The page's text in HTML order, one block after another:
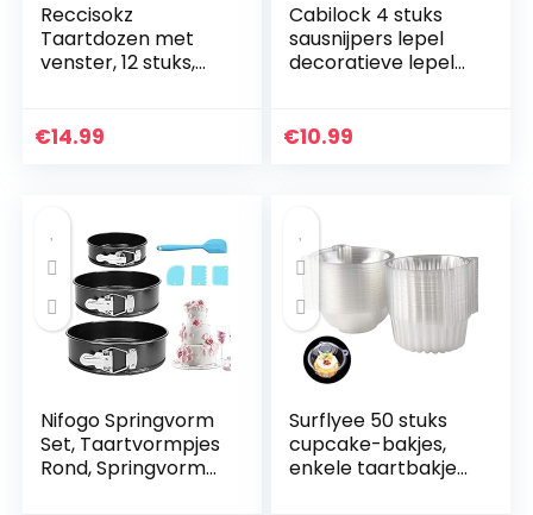
Reccisokz
Taartdozen met
venster, 12 stuks,
gebak,
€14.99
Cabilock 4 stuks
sausnijpers lepel
decoratieve lepel
decoratieve lepel
€10.99
Nifogo Springvorm
Set, Taartvormpjes
Rond, Springvorm
Surflyee 50 stuks
cupcake-bakjes,
enkele taartbakjes,